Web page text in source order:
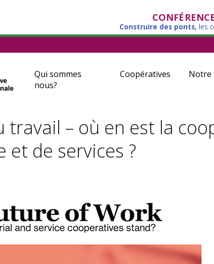
Construire des ponts, les
Qui sommes
nous?
Coopératives Notre
travail – où en est la
et de services ?